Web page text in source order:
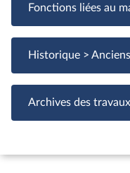
Fonctions liées au
Fonctions
Historique >
Archives des